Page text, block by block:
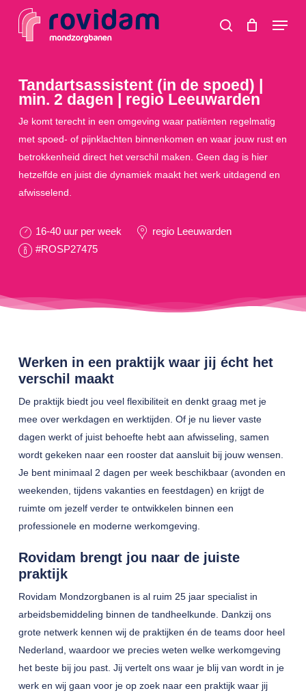
search
Menu
Tandartsassistent (in de spoed) |
min. 2 dagen | regio Leeuwarden
Je komt terecht in een omgeving waar patiënten regelmatig
met spoed- of pijnklachten binnenkomen en waar jouw rust en
betrokkenheid direct het verschil maken. Geen dag is hier
hetzelfde en juist die dynamiek maakt het werk uitdagend en
afwisselend.
16-40 uur per week
regio Leeuwarden
#ROSP27475
Werken in een praktijk waar jij écht het
verschil maakt
De praktijk biedt jou veel flexibiliteit en denkt graag met je
mee over werkdagen en werktijden. Of je nu liever vaste
dagen werkt of juist behoefte hebt aan afwisseling, samen
wordt gekeken naar een rooster dat aansluit bij jouw wensen.
Je bent minimaal 2 dagen per week beschikbaar (avonden en
weekenden, tijdens vakanties en feestdagen) en krijgt de
ruimte om jezelf verder te ontwikkelen binnen een
professionele en moderne werkomgeving.
Rovidam brengt jou naar de juiste
praktijk
Rovidam Mondzorgbanen is al ruim 25 jaar specialist in
arbeidsbemiddeling binnen de tandheelkunde. Dankzij ons
grote netwerk kennen wij de praktijken én de teams door heel
Nederland, waardoor we precies weten welke werkomgeving
het beste bij jou past. Jij vertelt ons waar je blij van wordt in je
werk en wij gaan voor je op zoek naar een praktijk waar jij